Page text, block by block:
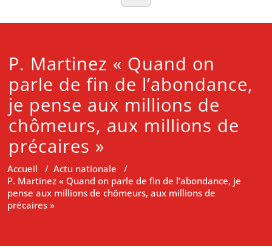
P. Martinez « Quand on
parle de fin de l’abondance,
je pense aux millions de
chômeurs, aux millions de
précaires »
Accueil / Actu nationale /
P. Martinez « Quand on parle de fin de l’abondance, je
pense aux millions de chômeurs, aux millions de
précaires »